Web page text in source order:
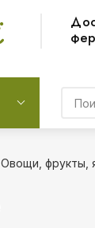
Овощи, фрукты,